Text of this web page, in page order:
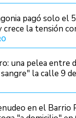
pagó solo el
crece la tensión
una pelea entre
la calle 9
en el Barrio